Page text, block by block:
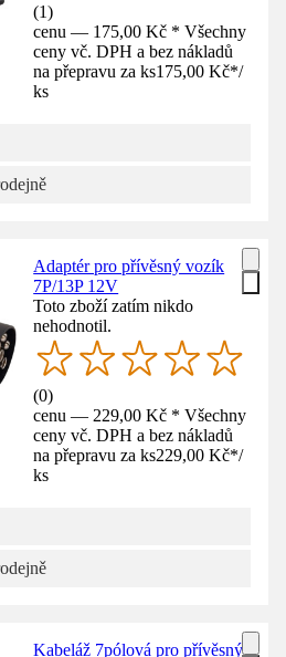
(1)
cenu — 175,00 Kč * Všechny
ceny vč. DPH a bez nákladů
na přepravu za ks175,00 Kč*/
ks
Adaptér pro přívěsný vozík
7P/13P 12V
Toto zboží zatím nikdo
nehodnotil.
(0)
cenu — 229,00 Kč * Všechny
ceny vč. DPH a bez nákladů
na přepravu za ks229,00 Kč*/
ks
Kabeláž 7pólová pro přívěsný